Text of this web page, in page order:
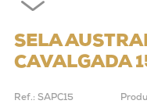
SELA
CAVALGADA
Ref.: SAPC15